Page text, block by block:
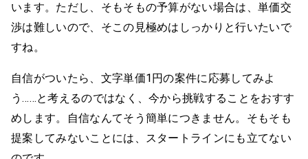
います。ただし、そもそもの予算がない場合は、単価交
渉は難しいので、そこの見極めはしっかりと行いたいで
すね。
自信がついたら、文字単価1円の案件に応募してみよ
う……と考えるのではなく、今から挑戦することをおすす
めします。自信なんてそう簡単につきません。そもそも
提案してみないことには、スタートラインにも立てない